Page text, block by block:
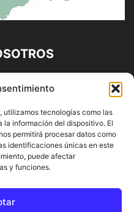
utilizamos tecnologías como las
información del dispositivo. El
permitirá procesar datos como
identificaciones únicas en este
puede afectar
y funciones.
Propiedad de
95 71 95 | Noticias de
y Provincia|